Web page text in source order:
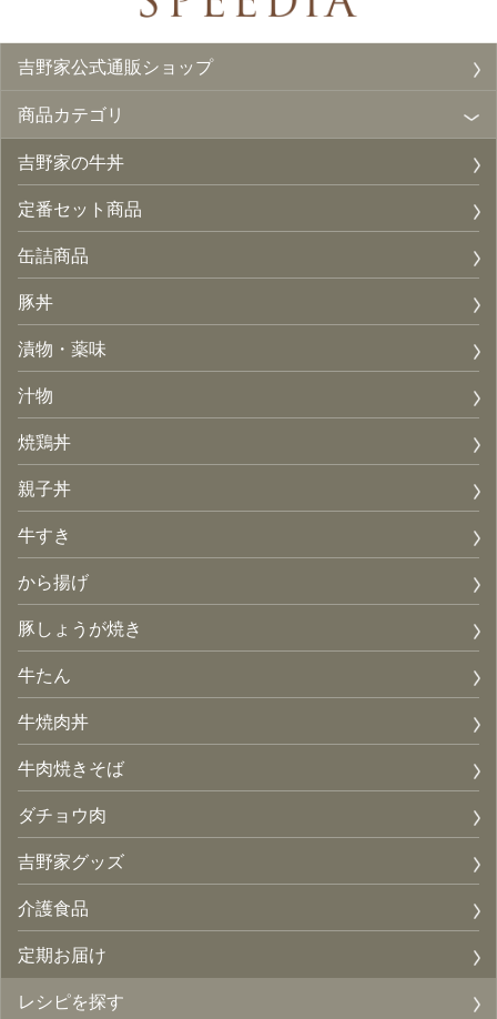
吉野家公式通販ショップ
商品カテゴリ
吉野家の牛丼
定番セット商品
缶詰商品
豚丼
漬物・薬味
汁物
焼鶏丼
親子丼
牛すき
から揚げ
豚しょうが焼き
牛たん
牛焼肉丼
牛肉焼きそば
ダチョウ肉
吉野家グッズ
介護食品
定期お届け
レシピを探す